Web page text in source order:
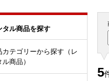
タル商品を探す
カテゴリーから探す（レ
ル商品）
5